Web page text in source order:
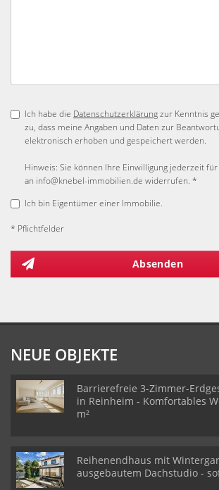
Ich habe die Datenschutzerklärungzur Kenntnis
zu, dass meine Angaben und Daten zur
elektronisch erhoben und gespeichert werden.
Hinweis: Sie können Ihre Einwilligung jederzeit
an info@knebel-immobilien.de widerrufen. *
Ich bin Eigentümer einer Immobilie.
* Pflichtfelder
Absenden
NEUE OBJEKTE
Barrierefreie 3-Zimmer-
in Reinheim - Komfortables
m²
Reihenendhaus mit
ausgebautem Dachstudio -